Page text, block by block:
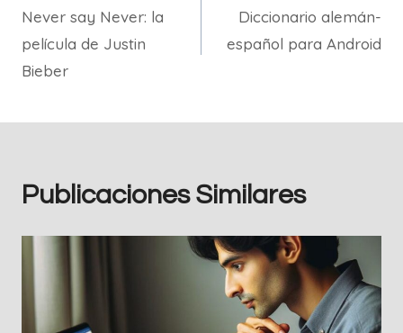
de
entradas
Never say Never: la
película de Justin
Bieber
Diccionario alemán-
español para Android
Publicaciones Similares